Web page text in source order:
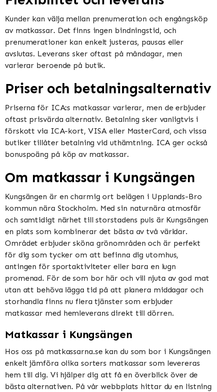
Kunder kan välja mellan prenumeration och engångsköp
av matkassar. Det finns ingen bindningstid, och
prenumerationer kan enkelt justeras, pausas eller
avslutas. Leverans sker oftast på måndagar, men
varierar beroende på butik​​​​.
Priser och betalningsalternativ
Priserna för ICA:s matkassar varierar, men de erbjuder
oftast prisvärda alternativ. Betalning sker vanligtvis i
förskott via ICA-kort, VISA eller MasterCard, och vissa
butiker tillåter betalning vid uthämtning. ICA ger också
bonuspoäng på köp av matkassar​​.
Om matkassar i Kungsängen
Kungsängen är en charmig ort belägen i Upplands-Bro
kommun nära Stockholm. Med sin naturnära atmosfär
och samtidigt närhet till storstadens puls är Kungsängen
en plats som kombinerar det bästa av två världar.
Området erbjuder sköna grönområden och är perfekt
för dig som tycker om att befinna dig utomhus,
antingen för sportaktiviteter eller bara en lugn
promenad. För de som bor här och vill njuta av god mat
utan att behöva lägga tid på att planera middagar och
storhandla finns nu flera tjänster som erbjuder
matkassar med hemleverans direkt till dörren.
Matkassar i Kungsängen
Hos oss på matkassarna.se kan du som bor i Kungsängen
enkelt jämföra olika sorters matkassar som levereras
hem till dig. Vi hjälper dig att få en överblick över de
bästa alternativen. På vår webbplats hittar du en listning